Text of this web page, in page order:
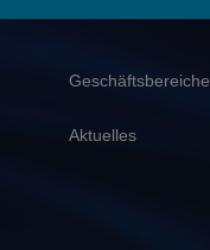
Geschäftsbereiche
Aktuelles